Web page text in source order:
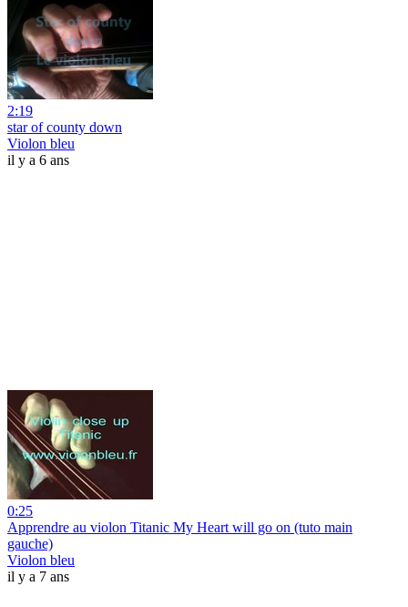
2:19
star of county down
Violon bleu
il y a 6 ans
0:25
Apprendre au violon Titanic My Heart will go on (tuto main
gauche)
Violon bleu
il y a 7 ans